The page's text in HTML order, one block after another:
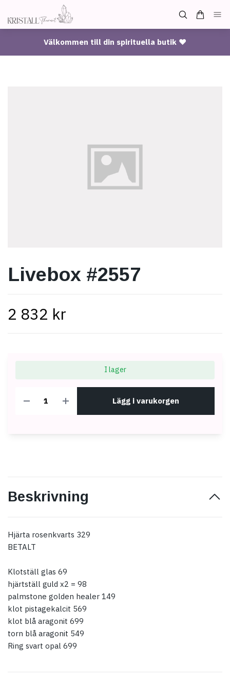
Välkommen till din spirituella butik ♥
Livebox #2557
2 832 kr
I lager
Lägg i varukorgen
Beskrivning
Hjärta rosenkvarts 329
BETALT
Klotställ glas 69
hjärtställ guld x2 = 98
palmstone golden healer 149
klot pistagekalcit 569
klot blå aragonit 699
torn blå aragonit 549
Ring svart opal 699